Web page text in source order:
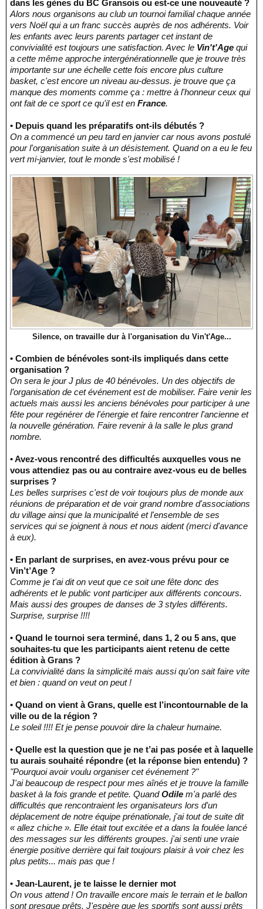
dans les gènes du BC Gransois ou est-ce une nouveauté ?
Alors nous organisons au club un tournoi familial chaque année
vers Noël qui a un franc succès auprès de nos adhérents. Voir
les enfants avec leurs parents partager cet instant de
convivialité est toujours une satisfaction. Avec le Vin't'Age qui
a cette même approche intergénérationnelle que je trouve très
importante sur une échelle cette fois encore plus culture
basket, c'est encore un niveau au-dessus. je trouve que ça
manque des moments comme ça : mettre à l'honneur ceux qui
ont fait de ce sport ce qu'il est en France.
• Depuis quand les préparatifs ont-ils débutés ?
On a commencé un peu tard en janvier car nous avons postulé
pour l'organisation suite à un désistement. Quand on a eu le feu
vert mi-janvier, tout le monde s'est mobilisé !
Silence, on travaille dur à l'organisation du Vin't'Age...
• Combien de bénévoles sont-ils impliqués dans cette
organisation ?
On sera le jour J plus de 40 bénévoles. Un des objectifs de
l’organisation de cet événement est de mobiliser. Faire venir les
actuels mais aussi les anciens bénévoles pour participer à une
fête pour regénérer de l'énergie et faire rencontrer l'ancienne et
la nouvelle génération. Faire revenir à la salle le plus grand
nombre.
• Avez-vous rencontré des difficultés auxquelles vous ne
vous attendiez pas ou au contraire avez-vous eu de belles
surprises ?
Les belles surprises c'est de voir toujours plus de monde aux
réunions de préparation et de voir grand nombre d'associations
du village ainsi que la municipalité et l'ensemble de ses
services qui se joignent à nous et nous aident (merci d'avance
à eux).
• En parlant de surprises, en avez-vous prévu pour ce
Vin’t’Age ?
Comme je t'ai dit on veut que ce soit une fête donc des
adhérents et le public vont participer aux différents concours.
Mais aussi des groupes de danses de 3 styles différents.
Surprise, surprise !!!!
• Quand le tournoi sera terminé, dans 1, 2 ou 5 ans, que
souhaites-tu que les participants aient retenu de cette
édition à Grans ?
La convivialité dans la simplicité mais aussi qu'on sait faire vite
et bien : quand on veut on peut !
• Quand on vient à Grans, quelle est l’incontournable de la
ville ou de la région ?
Le soleil !!!! Et je pense pouvoir dire la chaleur humaine.
• Quelle est la question que je ne t’ai pas posée et à laquelle
tu aurais souhaité répondre (et la réponse bien entendu) ?
"Pourquoi avoir voulu organiser cet événement ?"
J'ai beaucoup de respect pour mes aînés et je trouve la famille
basket à la fois grande et petite. QuandOdile m'a parlé des
difficultés que rencontraient les organisateurs lors d'un
déplacement de notre équipe prénationale, j'ai tout de suite dit
« allez chiche ». Elle était tout excitée et a dans la foulée lancé
des messages sur les différents groupes. j'ai senti une vraie
énergie positive derrière qui fait toujours plaisir à voir chez les
plus petits... mais pas que !
• Jean-Laurent, je te laisse le dernier mot
On vous attend ! On travaille encore mais le terrain et le ballon
sont presque prêts. J'espère que les sportifs sont aussi prêts